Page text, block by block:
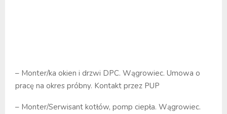
– Monter/ka okien i drzwi DPC. Wągrowiec. Umowa o
pracę na okres próbny. Kontakt przez PUP
– Monter/Serwisant kotłów, pomp ciepła. Wągrowiec.